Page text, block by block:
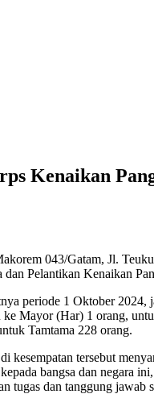
Kenaikan
043/Gatam, Jl.
Pelantikan Kenaikan
periode 1 Oktober
Mayor (Har) 1 orang,
Tamtama 228 orang.
tersebut
bangsa dan negara
tugas dan tanggung jawab